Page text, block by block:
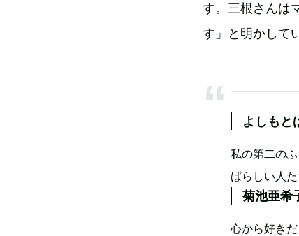
す。三根さんは
す」と明かして
よしもと
私の第二の
ばらしい人
菊池亜希
心から好き